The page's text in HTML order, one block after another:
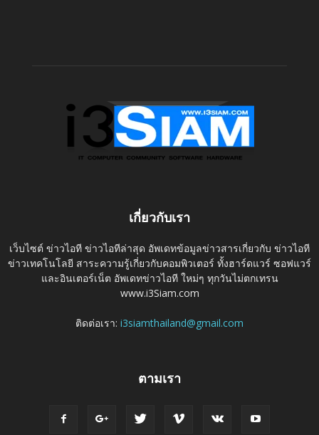
เกี่ยวกับเรา
เว็บไซต์ ข่าวไอที ข่าวไอทีล่าสุด อัพเดทข้อมูลข่าวสารเกี่ยวกับ ข่าวไอที
ข่าวเทคโนโลยี สาระความรู้เกี่ยวกับคอมพิวเตอร์ ทั้งฮาร์ดแวร์ ซอฟแวร์
และอินเตอร์เน็ต อัพเดทข่าวไอที ใหม่ๆ ทุกวันไม่ตกเทรน
www.i3Siam.com
ติดต่อเรา: i3siamthailand@gmail.com
ตามเรา